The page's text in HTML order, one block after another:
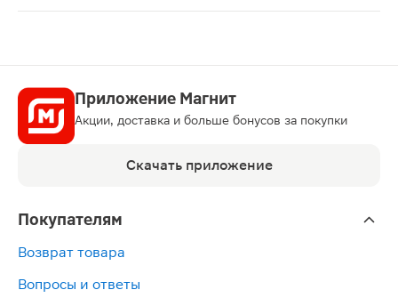
Приложение Магнит
Акции, доставка и больше бонусов за покупки
Скачать приложение
Покупателям
Возврат товара
Вопросы и ответы